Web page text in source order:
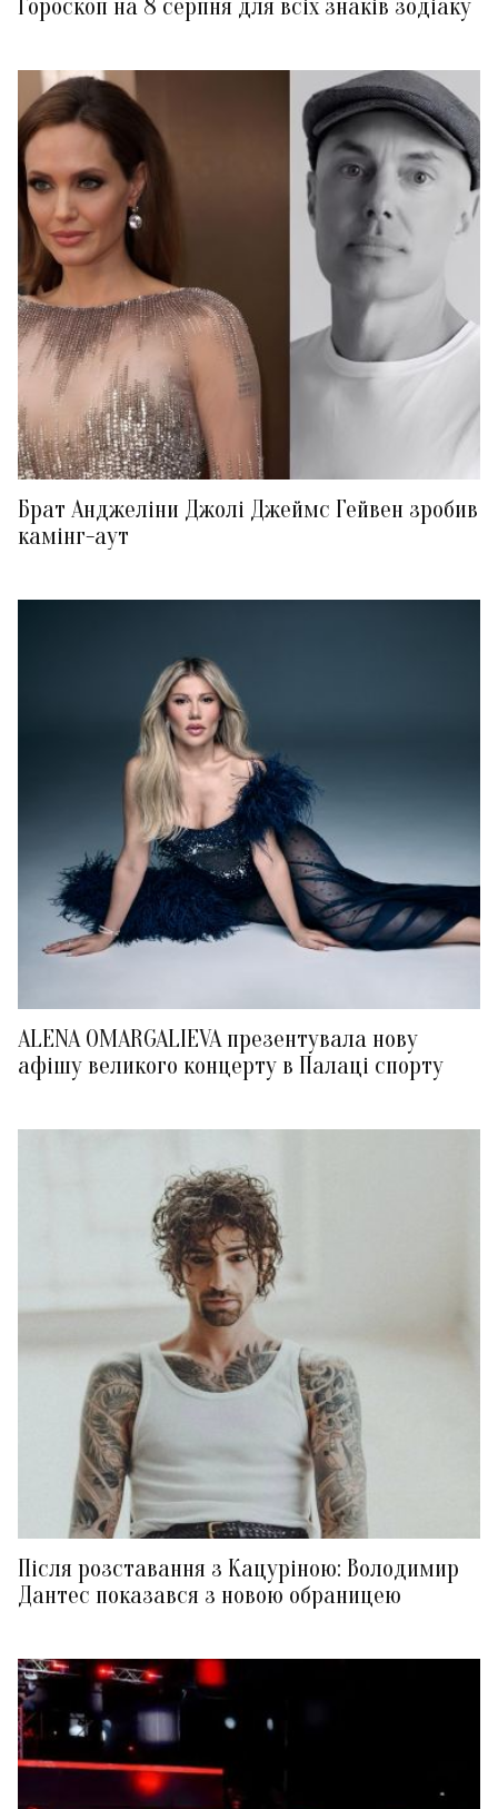
Гороскоп на 8 серпня для всіх знаків зодіаку
Брат Анджеліни Джолі Джеймс Гейвен зробив
камінг-аут
ALENA OMARGALIEVA презентувала нову
афішу великого концерту в Палаці спорту
Після розставання з Кацуріною: Володимир
Дантес показався з новою обраницею